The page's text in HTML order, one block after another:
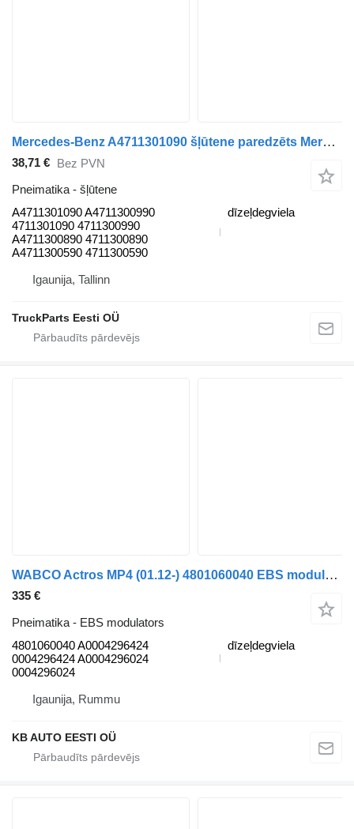
Mercedes-Benz A4711301090 šļūtene paredzēts Mercedes-Benz Antos, Arocs, Actros MP4 (2012-) vilcēja
38,71 € Bez PVN
Pneimatika - šļūtene
A4711301090 A4711300990
4711301090 4711300990
A4711300890 4711300890
A4711300590 4711300590
dīzeļdegviela
Igaunija, Tallinn
TruckParts Eesti OÜ
WABCO Actros MP4 (01.12-) 4801060040 EBS modulators paredzēts Mercedes-Benz Actros MP4 Antos Arocs (2012-) vilcēja
335 €
Pneimatika - EBS modulators
4801060040 A0004296424
0004296424 A0004296024
0004296024
dīzeļdegviela
Igaunija, Rummu
KB AUTO EESTI OÜ